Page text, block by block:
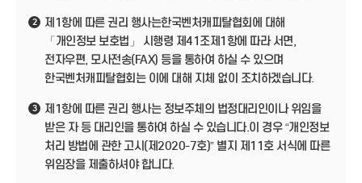
2
제1항에 따른 권리 행사는한국벤처캐피탈협회에 대해
「개인정보 보호법」 시행령 제41조제1항에 따라 서면,
전자우편, 모사전송(FAX) 등을 통하여 하실 수 있으며
한국벤처캐피탈협회는 이에 대해 지체 없이 조치하겠습니다.
3
제1항에 따른 권리 행사는 정보주체의 법정대리인이나 위임을
받은 자 등 대리인을 통하여 하실 수 있습니다.이 경우 “개인정보
처리 방법에 관한 고시(제2020-7호)” 별지 제11호 서식에 따른
위임장을 제출하셔야 합니다.